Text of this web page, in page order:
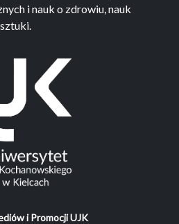
i nauk o zdrowiu, nauk
i Promocji UJK